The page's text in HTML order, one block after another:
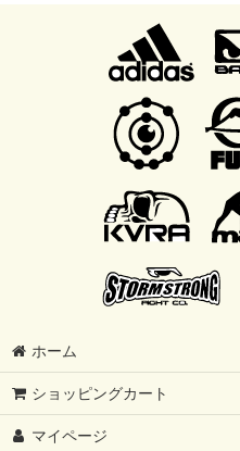
ホーム
ショッピングカート
マイページ